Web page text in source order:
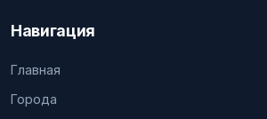
Навигация
Главная
Города